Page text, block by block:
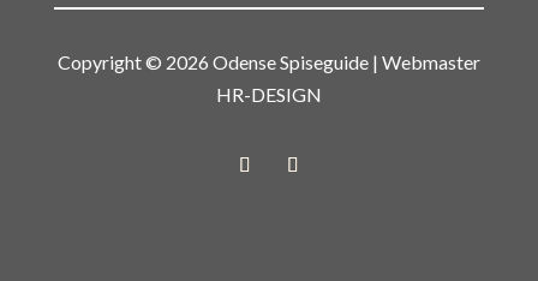
Copyright © 2026 Odense Spiseguide | Webmaster
HR-DESIGN